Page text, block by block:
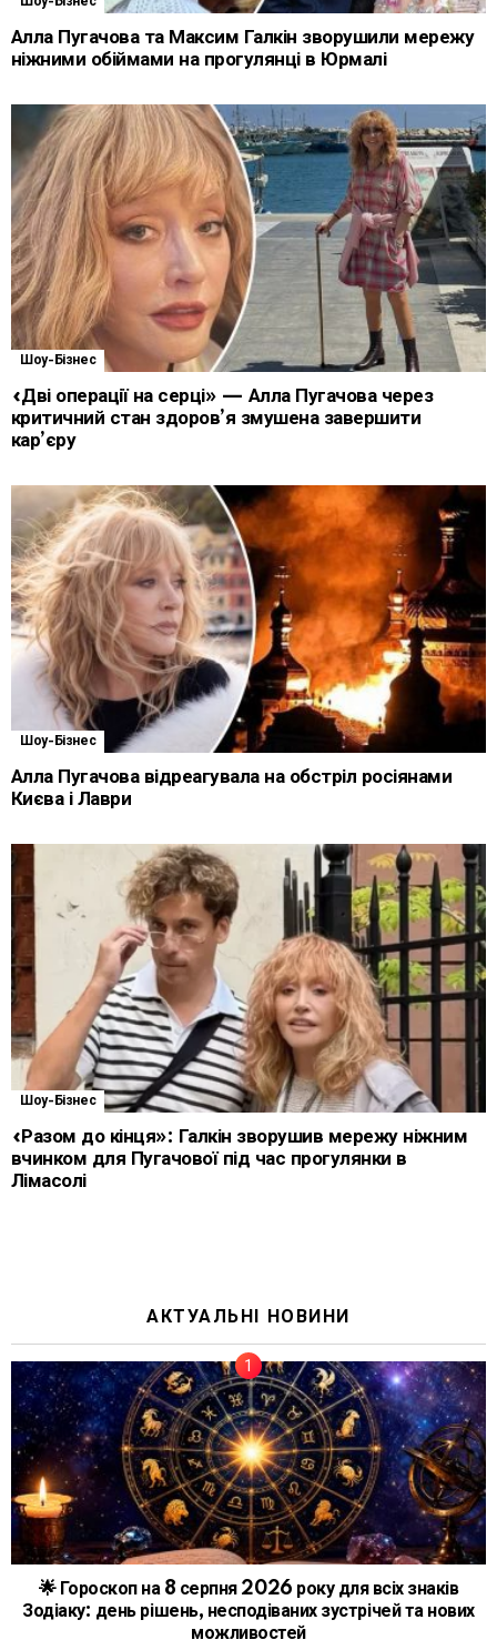
Алла Пугачова та Максим Галкін зворушили мережу
ніжними обіймами на прогулянці в Юрмалі
Шоу-Бізнес
«Дві операції на серці» — Алла Пугачова через
критичний стан здоров’я змушена завершити
кар’єру
Шоу-Бізнес
Алла Пугачова відреагувала на обстріл росіянами
Києва і Лаври
Шоу-Бізнес
«Разом до кінця»: Галкін зворушив мережу ніжним
вчинком для Пугачової під час прогулянки в
Лімасолі
АКТУАЛЬНІ НОВИНИ
🌟 Гороскоп на 8 серпня 2026 року для всіх знаків
Зодіаку: день рішень, несподіваних зустрічей та нових
можливостей